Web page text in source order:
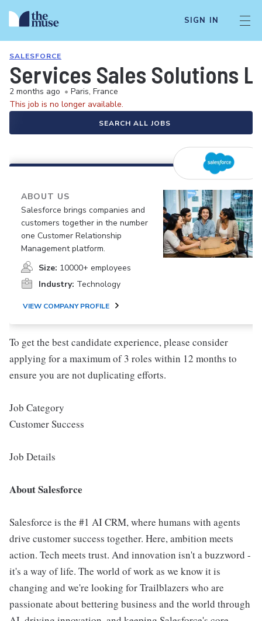
SIGN IN
SALESFORCE
Services Sales Solutions
2 months ago • Paris, France
This job is no longer available.
SEARCH ALL JOBS
ABOUT US
Salesforce brings companies and
customers together in the number
one Customer Relationship
Management platform.
Size: 10000+ employees
Industry: Technology
VIEW COMPANY PROFILE
To get the best candidate experience, please consider
applying for a maximum of 3 roles within 12 months to
ensure you are not duplicating efforts.
Job Category
Customer Success
Job Details
About Salesforce
Salesforce is the #1 AI CRM, where humans with agents
drive customer success together. Here, ambition meets
action. Tech meets trust. And innovation isn't a buzzword -
it's a way of life. The world of work as we know it is
changing and we're looking for Trailblazers who are
passionate about bettering business and the world through